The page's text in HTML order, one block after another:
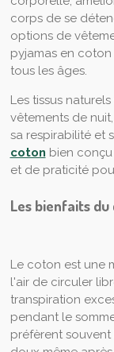
corps de se
options de
pyjamas en
tous les âges.
Les tissus
vêtements de
sa respirabilité et
coton bien
et de praticité
Les bienfaits
Le coton est une
l'air de circuler
transpiration
pendant le
préfèrent